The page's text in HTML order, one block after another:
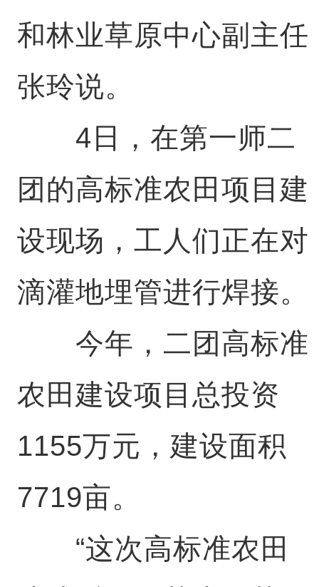
和林业草原中心副主任
张玲说。
4日，在第一师二
团的高标准农田项目建
设现场，工人们正在对
滴灌地埋管进行焊接。
今年，二团高标准
农田建设项目总投资
1155万元，建设面积
7719亩。
“这次高标准农田